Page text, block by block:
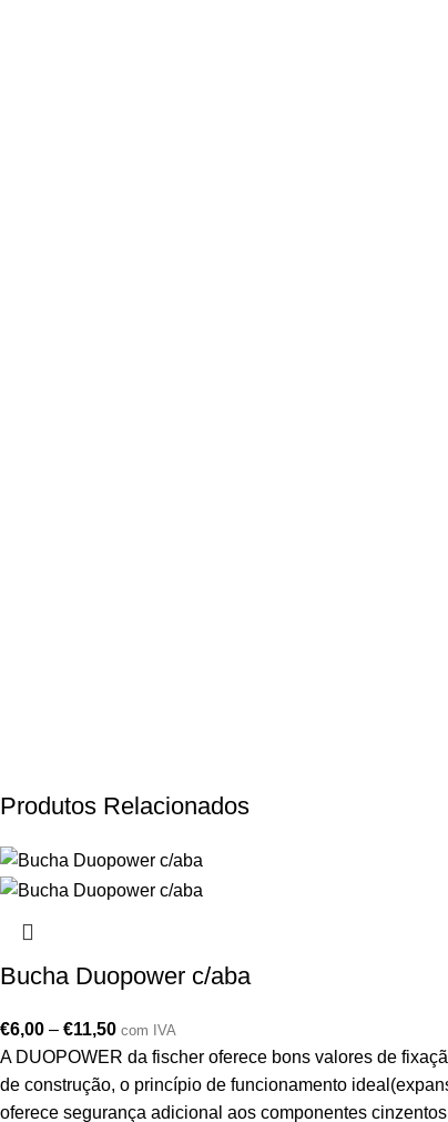
Produtos Relacionados
Bucha Duopower c/aba
€6,00 – €11,50 com IVA
A DUOPOWER da fischer oferece bons valores de
de construção, o princípio de funcionamento
oferece segurança adicional aos componentes